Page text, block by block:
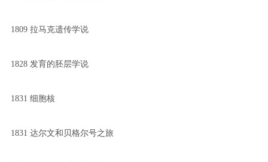
1809 拉马克遗传学说
1828 发育的胚层学说
1831 细胞核
1831 达尔文和贝格尔号之旅